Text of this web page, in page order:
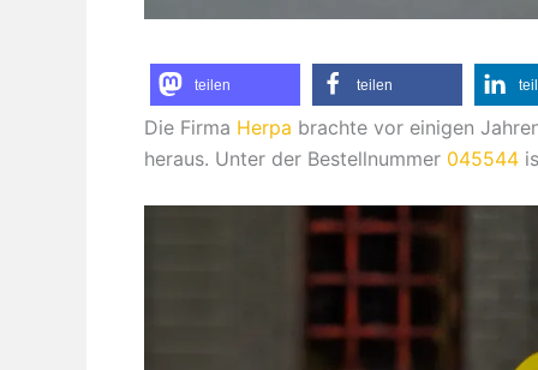
teilen teilen
Die Firma Herpa brachte vor einigen
heraus. Unter der Bestellnummer 045544